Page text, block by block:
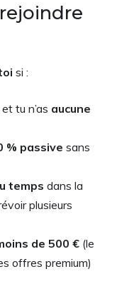
si :
tu n’as aucune
% passive sans
temps dans la
plusieurs
de 500 € (le
offres premium)